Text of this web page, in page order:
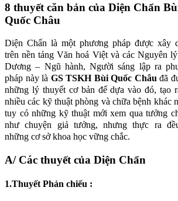
8 thuyết căn bản của Diện Chẩn
Quốc Châu
Diện Chẩn là một phương pháp được xây
trên nền tảng Văn hoá Việt và các Nguyên
Dương – Ngũ hành, Người sáng lập ra
pháp này là GS TSKH Bùi Quốc Châuđã
những lý thuyết cơ bản để dựa vào đó, tạo
nhiều các kỹ thuật phòng và chữa bệnh khác
tuy có những kỹ thuật mới xem qua tưởng
như chuyện giả tưởng, nhưng thực ra
những cơ sở khoa học vững chắc.
A/ Các thuyết của Diện Chẩn
1.Thuyết Phản chiếu :